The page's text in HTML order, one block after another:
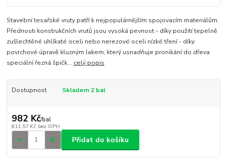
Stavební tesařské vruty patří k nejpopulárnějším spojovacím materiálům.
Přednosti konstrukčních vrutů jsou vysoká pevnost - díky použití tepelně
zušlechtěné uhlíkaté oceli nebo nerezové oceli nízké tření - díky
povrchové úpravě kluzným lakem, který usnadňuje pronikání do dřeva
speciální řezná špičk... celý popis
Dostupnost Skladem 2 bal
982 Kč/bal
811,57 Kč bez DPH
Přidat do košíku